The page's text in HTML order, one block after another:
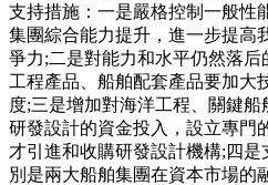
支持措施：一是嚴格控制一般性
集團綜合能力提升，進一步提高
爭力;二是對能力和水平仍然落
工程產品、船舶配套產品要加大
度;三是增加對海洋工程、關鍵
研發設計的資金投入，設立專門
才引進和收購研發設計機構;四
別是兩大船舶集團在資本市場的